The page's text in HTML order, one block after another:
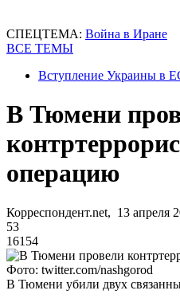
СПЕЦТЕМА: Война в Иране
ВСЕ ТЕМЫ
Вступление Украины в
В Тюмени
операцию
Корреспондент.net, 13 апреля
53
16154
Фото: twitter.com/nashgorod
В Тюмени убили двух